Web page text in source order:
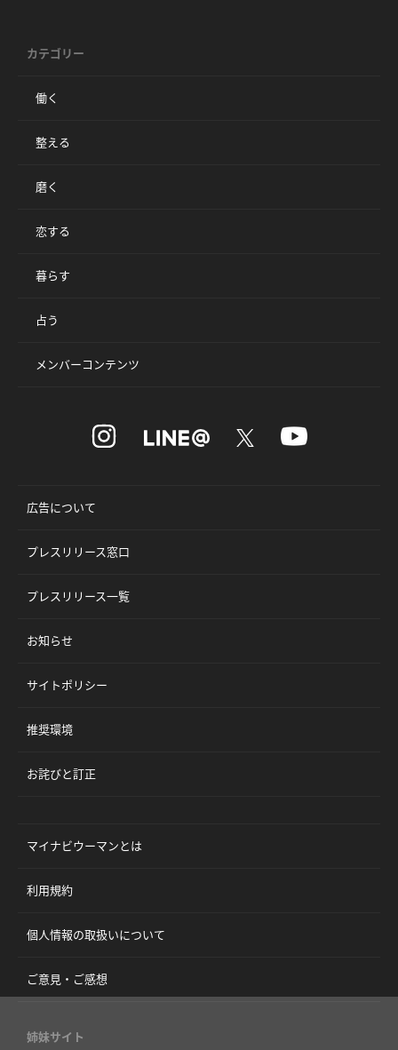
カテゴリー
働く
整える
磨く
恋する
暮らす
占う
メンバーコンテンツ
広告について
プレスリリース窓口
プレスリリース一覧
お知らせ
サイトポリシー
推奨環境
お詫びと訂正
マイナビウーマンとは
利用規約
個人情報の取扱いについて
ご意見・ご感想
姉妹サイト